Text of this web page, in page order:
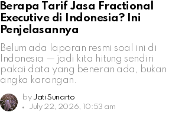
Berapa Tarif Jasa Fractional
Executive di Indonesia? Ini
Penjelasannya
Belum ada laporan resmi soal ini di
Indonesia — jadi kita hitung sendiri
pakai data yang beneran ada, bukan
angka karangan.
by Jati Sunarto
July 22, 2026, 10:53 am